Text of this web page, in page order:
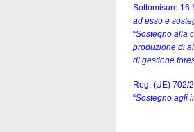
Sottomisure
ad esso e
“Sostegno alla
produzione di
di gestione
Reg. (UE) 702/
“Sostegno agli